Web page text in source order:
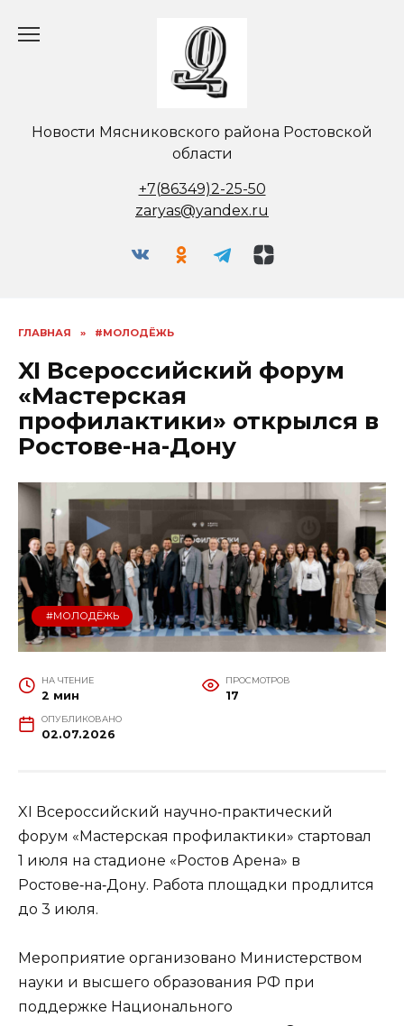
Новости Мясниковского района Ростовской
области
+7(86349)2-25-50
zaryas@yandex.ru
ГЛАВНАЯ » #МОЛОДЁЖЬ
XI Всероссийский форум
«Мастерская
профилактики» открылся в
Ростове-на-Дону
#МОЛОДЁЖЬ
НА ЧТЕНИЕ
2 мин
ПРОСМОТРОВ
17
ОПУБЛИКОВАНО
02.07.2026
XI Всероссийский научно‑практический
форум «Мастерская профилактики» стартовал
1 июля на стадионе «Ростов Арена» в
Ростове‑на‑Дону. Работа площадки продлится
до 3 июля.
Мероприятие организовано Министерством
науки и высшего образования РФ при
поддержке Национального